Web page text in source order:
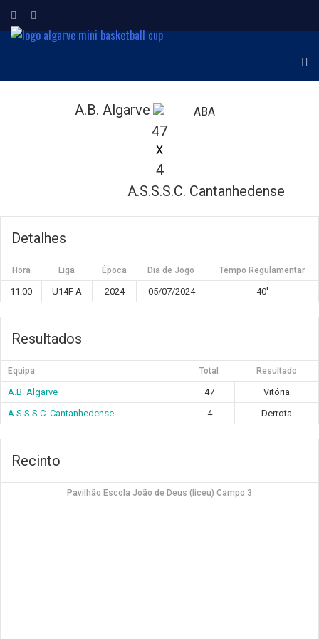
A.B. Algarve
47
X
4
A.S.S.S.C. Cantanhedense
Detalhes
Hora Liga Época Dia de Jogo Tempo Regulamentar
11:00 U14F A 2024 05/07/2024 40'
Resultados
Equipa Total Resultado
A.B. Algarve 47
Vitória
A.S.S.S.C. Cantanhedense
4 Derrota
Recinto
Pavilhão Escola João de Deus (liceu) Campo 3